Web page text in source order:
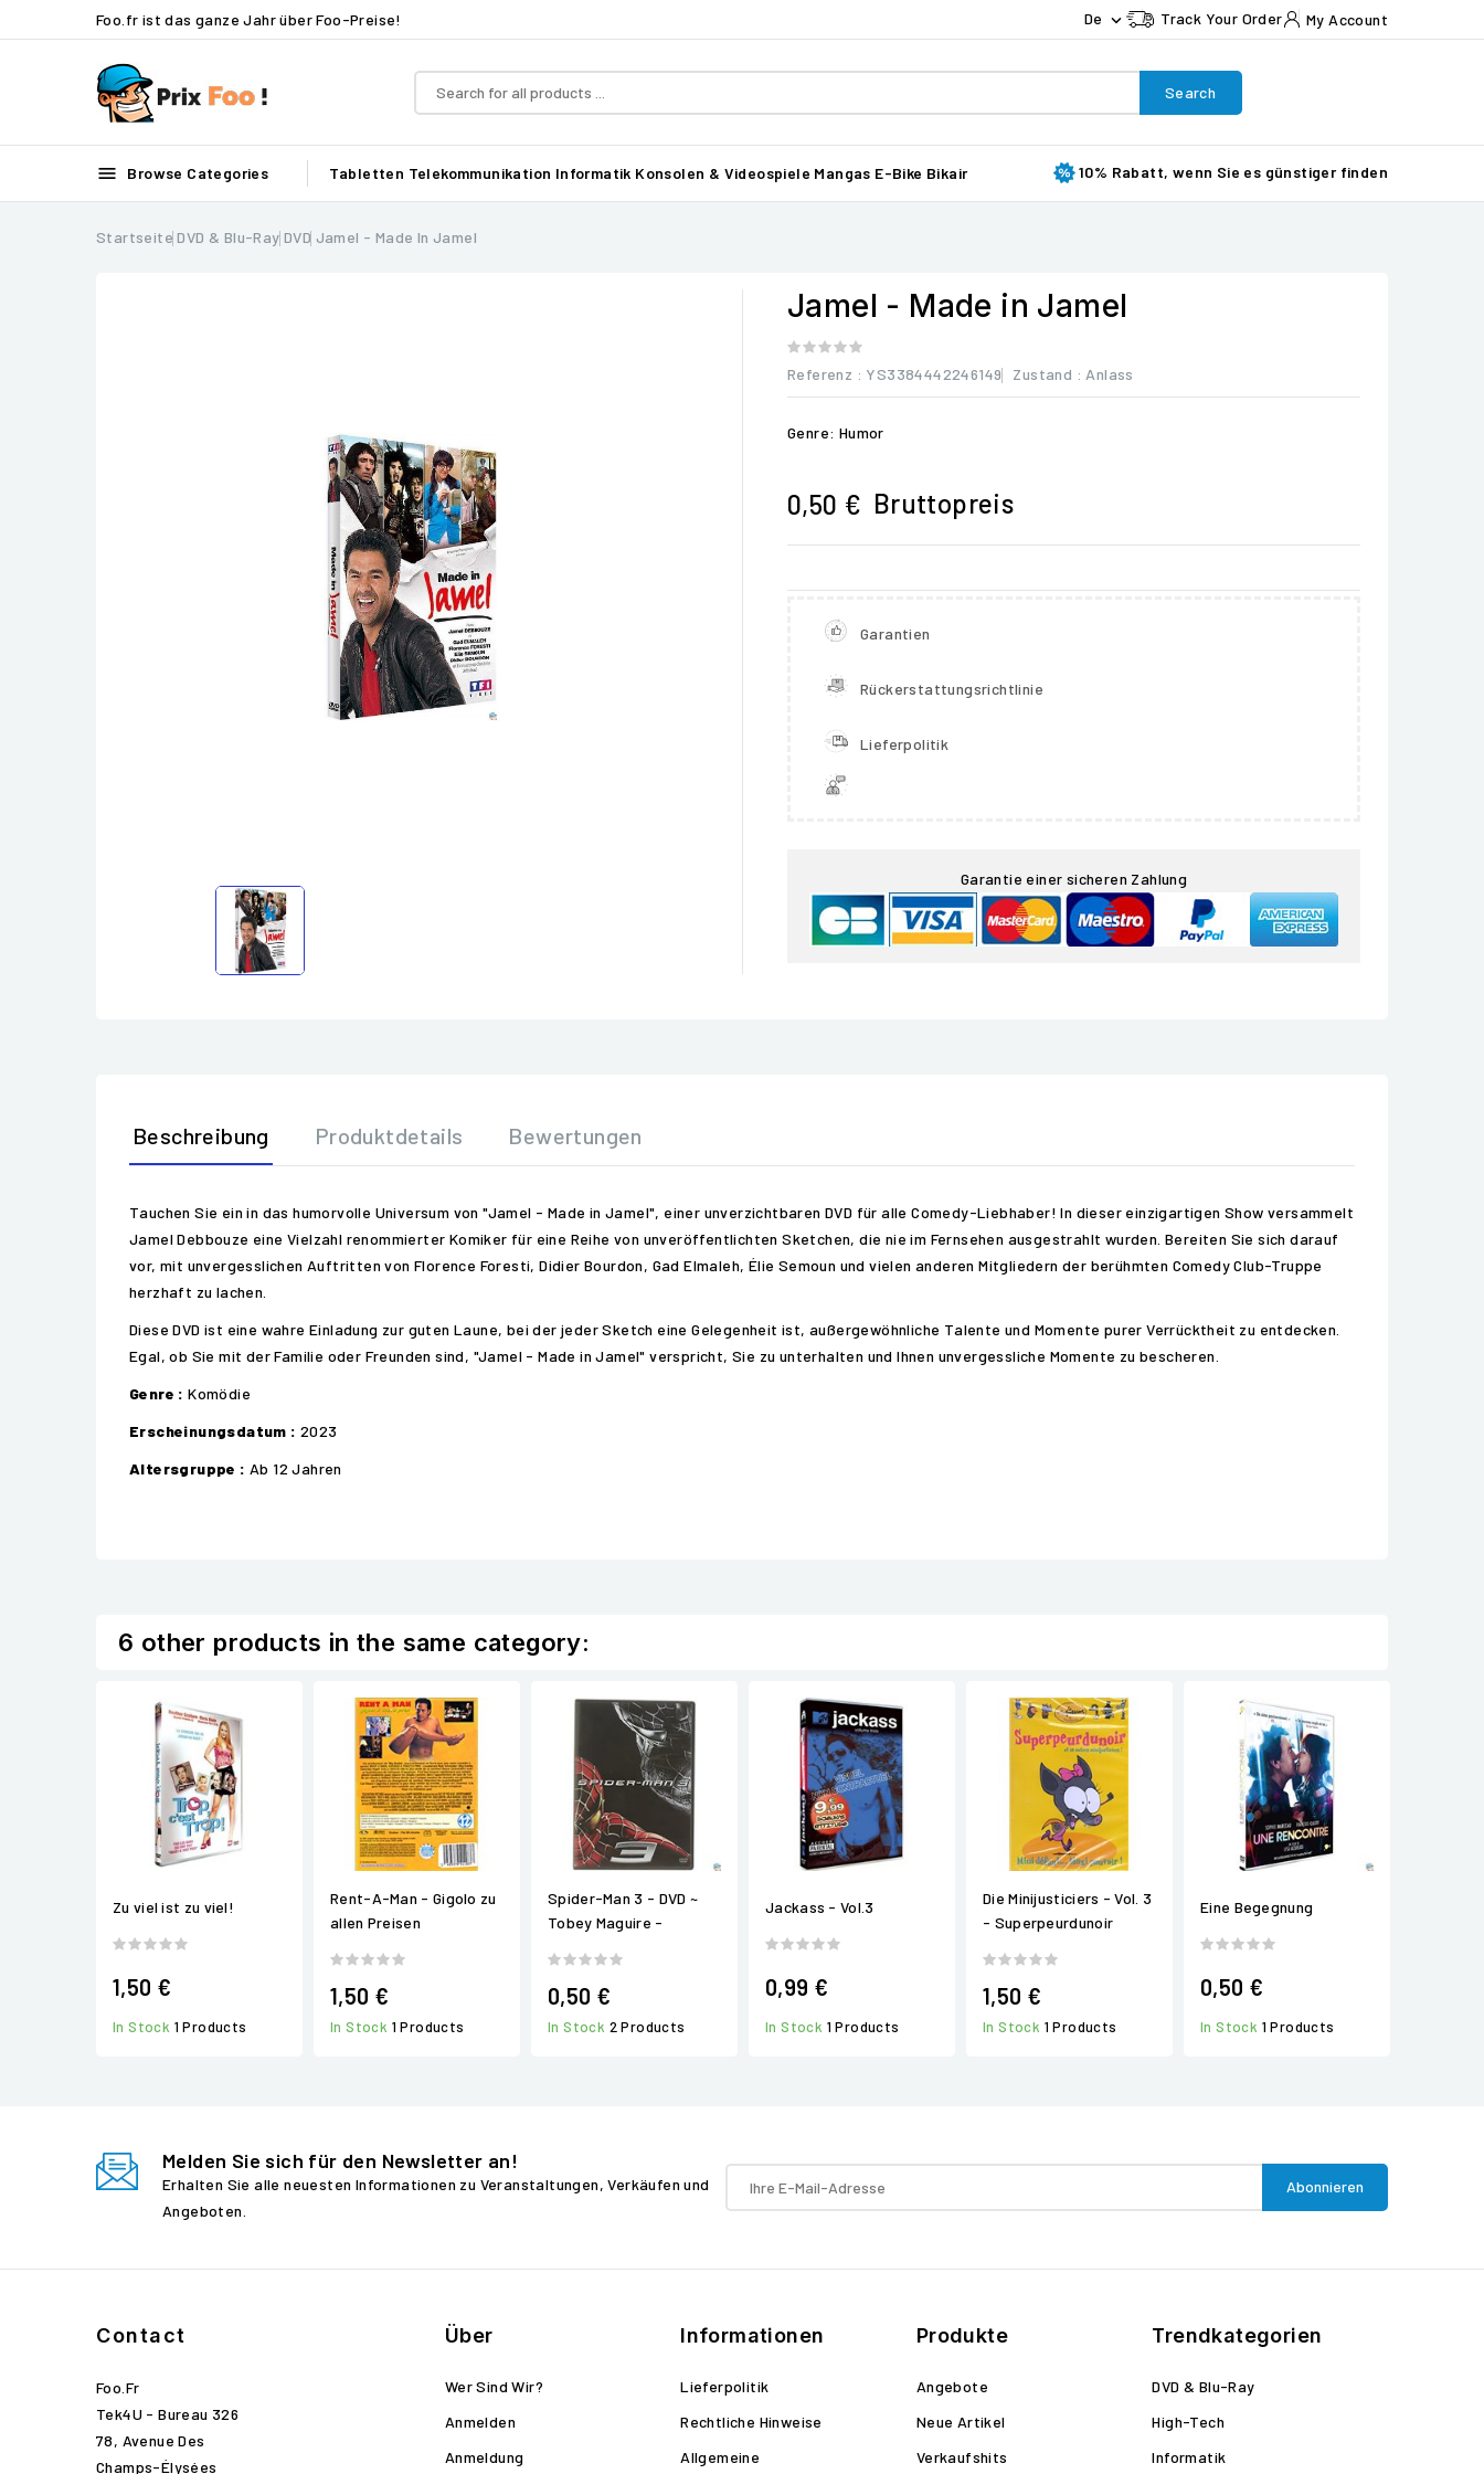
Foo.fr ist das ganze Jahr über Foo-Preise! De  Track Your Order My Account
Search
 Browse Categories Tabletten Telekommunikation Informatik Konsolen & Videospiele Mangas E-Bike Bikair 10% Rabatt, wenn Sie es günstiger finden
Startseite DVD & Blu-Ray DVD Jamel - Made In Jamel
Jamel - Made in Jamel
Referenz : YS3384442246149 Zustand : Anlass
Genre: Humor
0,50 € Bruttopreis
Garantien
Rückerstattungsrichtlinie
Lieferpolitik
Garantie einer sicheren Zahlung
Beschreibung Produktdetails Bewertungen
Tauchen Sie ein in das humorvolle Universum von "Jamel - Made in Jamel", einer unverzichtbaren DVD für alle Comedy-Liebhaber! In dieser einzigartigen Show versammelt
Jamel Debbouze eine Vielzahl renommierter Komiker für eine Reihe von unveröffentlichten Sketchen, die nie im Fernsehen ausgestrahlt wurden. Bereiten Sie sich darauf
vor, mit unvergesslichen Auftritten von Florence Foresti, Didier Bourdon, Gad Elmaleh, Élie Semoun und vielen anderen Mitgliedern der berühmten Comedy Club-Truppe
herzhaft zu lachen.
Diese DVD ist eine wahre Einladung zur guten Laune, bei der jeder Sketch eine Gelegenheit ist, außergewöhnliche Talente und Momente purer Verrücktheit zu entdecken.
Egal, ob Sie mit der Familie oder Freunden sind, "Jamel - Made in Jamel" verspricht, Sie zu unterhalten und Ihnen unvergessliche Momente zu bescheren.
Genre : Komödie
Erscheinungsdatum : 2023
Altersgruppe : Ab 12 Jahren
6 other products in the same category:
Zu viel ist zu viel!
1,50 €
In Stock 1 Products
Rent-A-Man - Gigolo zu
allen Preisen
1,50 €
In Stock 1 Products
Spider-Man 3 - DVD ~
Tobey Maguire -
0,50 €
In Stock 2 Products
Jackass - Vol.3
0,99 €
In Stock 1 Products
Die Minijusticiers - Vol. 3
- Superpeurdunoir
1,50 €
In Stock 1 Products
Eine Begegnung
0,50 €
In Stock 1 Products
Melden Sie sich für den Newsletter an!
Erhalten Sie alle neuesten Informationen zu Veranstaltungen, Verkäufen und
Angeboten.
Contact
Foo.fr
Tek4U - Bureau 326
78, Avenue Des
Champs-Élysées
Über
Wer Sind Wir?
Anmelden
Anmeldung
Informationen
Lieferpolitik
Rechtliche Hinweise
Allgemeine
Produkte
Angebote
Neue Artikel
Verkaufshits
Trendkategorien
DVD & Blu-Ray
High-Tech
Informatik